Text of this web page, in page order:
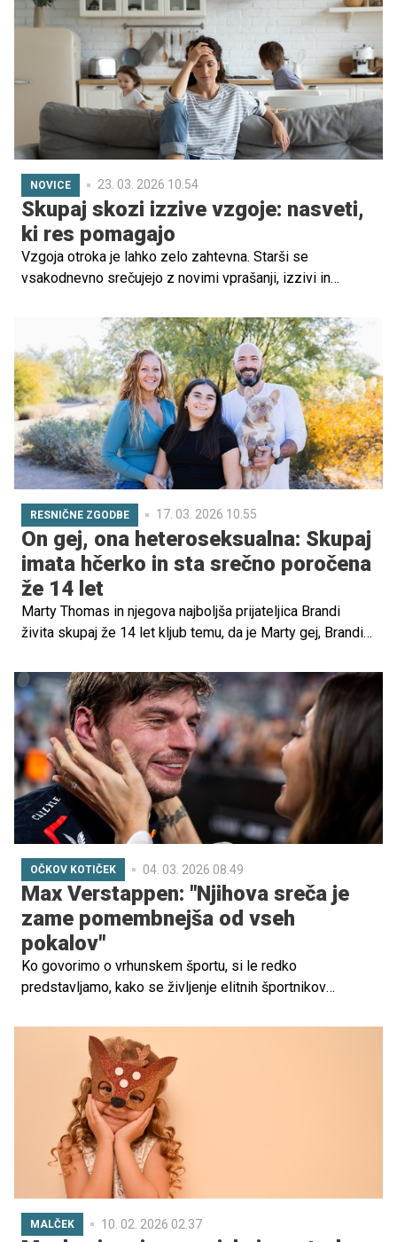
Sadoskim, ter njunima dvema otrokoma in pravi, da je bila
to ena najboljših odločitev v njenem življenju.
NOVICE 23. 03. 2026 10.54
Skupaj skozi izzive vzgoje: nasveti,
ki res pomagajo
Vzgoja otroka je lahko zelo zahtevna. Starši se
vsakodnevno srečujejo z novimi vprašanji, izzivi in
Prav zato na Zvezi Anita Ogulin pripravljajo nov sklop
brezplačnih predavanj, namenjenih staršem predšolskih
otrok, ki želijo bolje razumeti svojega otroka in okrepiti
svoje starševske veščine.
RESNIČNE ZGODBE 17. 03. 2026 10.55
On gej, ona heteroseksualna: Skupaj
imata hčerko in sta srečno poročena
že 14 let
Marty Thomas in njegova najboljša prijateljica Brandi
živita skupaj že 14 let kljub temu, da je Marty gej, Brandi
Londyn in njuna nenavadna, tako imenovana 'sivkina
poroka', traja dlje in deluje bolje kot mnoge tradicionalne
poroke.
OČKOV KOTIČEK 04. 03. 2026 08.49
Max Verstappen: "Njihova sreča je
zame pomembnejša od vseh
pokalov"
Ko govorimo o vrhunskem športu, si le redko
predstavljamo, kako se življenje elitnih športnikov
obrazov sodobne formule 1, Max Verstappen, ni le
večkratni svetovni prvak, temveč tudi partner in družinski
človek. Čeprav o svojem zasebnem življenju ne govori
pogosto, je prav njegova zadržanost zanimiv kontrast
svetu, ki ga zaznamujejo hitrost, pritisk in nenehna
medijska pozornost.
MALČEK 10. 02. 2026 02.37